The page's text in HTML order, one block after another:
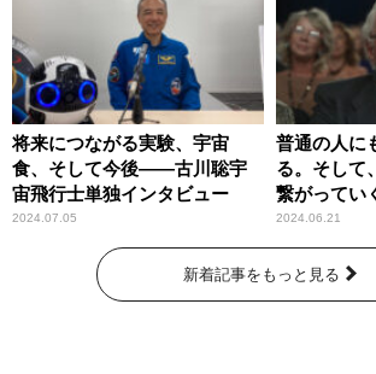
将来につながる実験、宇宙
食、そして今後――古川聡宇
宙飛行士単独インタビュー
2024.07.05
普通の人に
る。そして
繋がって
奇跡が繋い
2024.06.21
新着記事をもっと見る